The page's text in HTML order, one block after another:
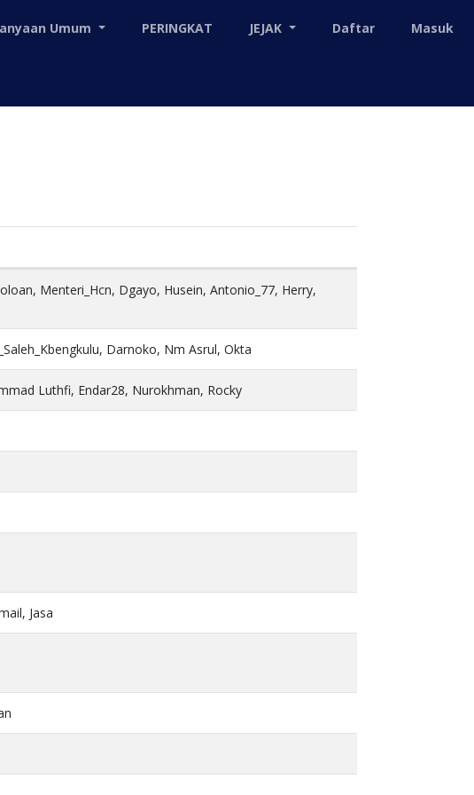
Umum PERINGKAT JEJAK Daftar Masuk
Menteri_Hcn, Dgayo, Husein, Antonio_77, Herry,
Darnoko, Nm Asrul, Okta
Luthfi, Endar28, Nurokhman, Rocky
Jasa